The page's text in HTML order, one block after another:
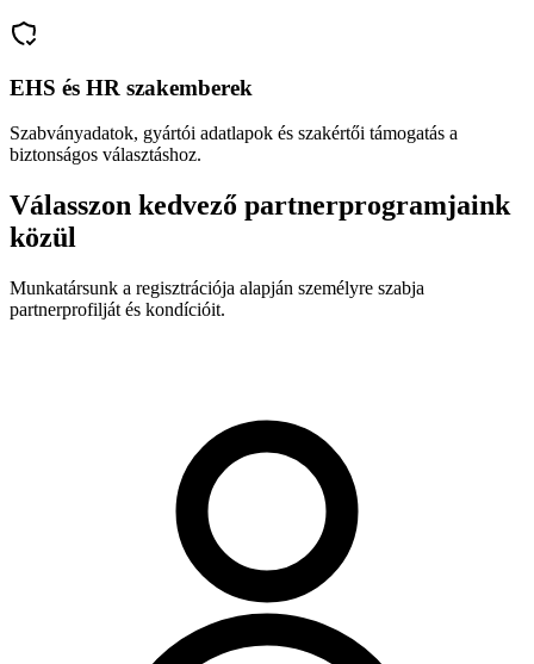
EHS és HR szakemberek
Szabványadatok, gyártói adatlapok és szakértői támogatás a
biztonságos választáshoz.
Válasszon kedvező partnerprogramjaink
közül
Munkatársunk a regisztrációja alapján személyre szabja
partnerprofilját és kondícióit.